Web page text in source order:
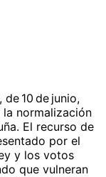
10 de junio,
normalización
El recurso de
por el
y los votos
que vulneran